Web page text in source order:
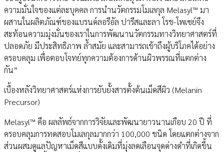
ความมั่นใจของแต่ละบุคคล การนำนวัตกรรมโมเลกุล Melasyl™ มา
ผสานในผลิตภัณฑ์ของแบรนด์ลอรีอัล ปารีสและลา โรช-โพเซย์จึง
สะท้อนความมุ่งมั่นของเราในการพัฒนานวัตกรรมทางวิทยาศาสตร์ที่
ปลอดภัย มีประสิทธิภาพ ล้ำสมัย และสามารถเข้าถึงผู้บริโภคได้อย่าง
ครอบคลุม เพื่อตอบโจทย์ทุกความต้องการด้านผิวพรรณที่แตกต่าง
กัน”
เบื้องหลังวิทยาศาสตร์แห่งการยับยั้งสารตั้งต้นเม็ดสีผิว (Melanin
Precursor)
Melasyl™ คือ ผลลัพธ์จากการวิจัยและพัฒนายาวนานเกือบ 20 ปี ที่
ครอบคลุมการทดสอบโมเลกุลมากกว่า 100,000 ชนิด โดยแตกต่างจาก
ส่วนผสมดูแลปัญหาเม็ดสีแบบดั้งเดิมที่มุ่งลดเลือนจุดด่างดำที่เกิดขึ้น